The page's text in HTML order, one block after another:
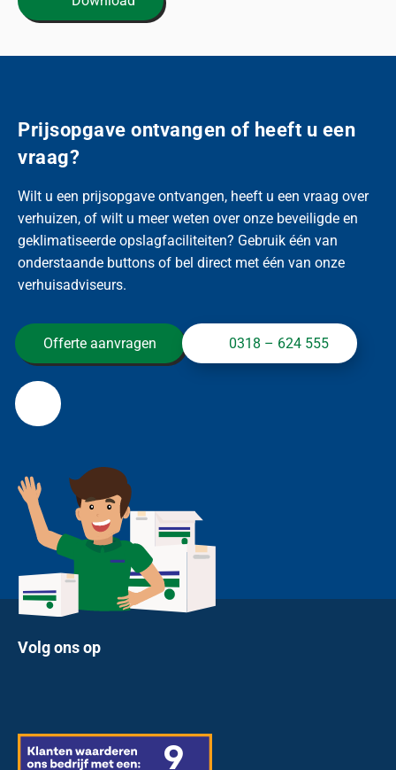
Prijsopgave ontvangen of heeft u een
vraag?
Wilt u een prijsopgave ontvangen, heeft u een vraag over
verhuizen, of wilt u meer weten over onze beveiligde en
geklimatiseerde opslagfaciliteiten? Gebruik één van
onderstaande buttons of bel direct met één van onze
verhuisadviseurs.
Offerte aanvragen 0318 – 624 555
Volg ons op